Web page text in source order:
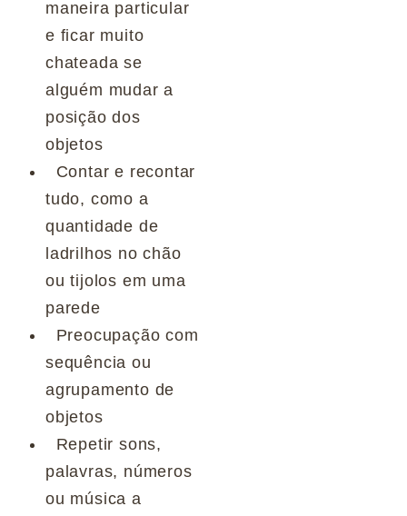
maneira particular
e ficar muito
chateada se
alguém mudar a
posição dos
objetos
Contar e recontar
tudo, como a
quantidade de
ladrilhos no chão
ou tijolos em uma
parede
Preocupação com
sequência ou
agrupamento de
objetos
Repetir sons,
palavras, números
ou música a